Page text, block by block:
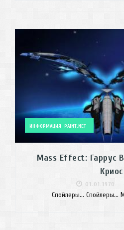
ИНФОРМАЦИЯ PAINT.NET
Mass Effect: Гаррус
Криос
01.01.1970
Спойлеры... Спойлеры...